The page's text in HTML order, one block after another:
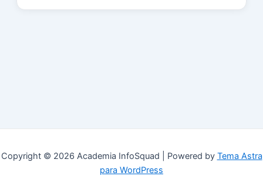
Copyright © 2026 Academia InfoSquad | Powered by Tema Astra
para WordPress